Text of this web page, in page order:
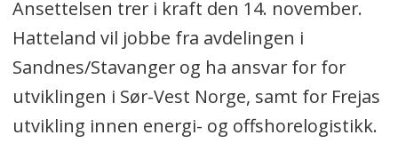
Ansettelsen trer i kraft den 14. november.
Hatteland vil jobbe fra avdelingen i
Sandnes/Stavanger og ha ansvar for for
utviklingen i Sør-Vest Norge, samt for Frejas
utvikling innen energi- og offshorelogistikk.